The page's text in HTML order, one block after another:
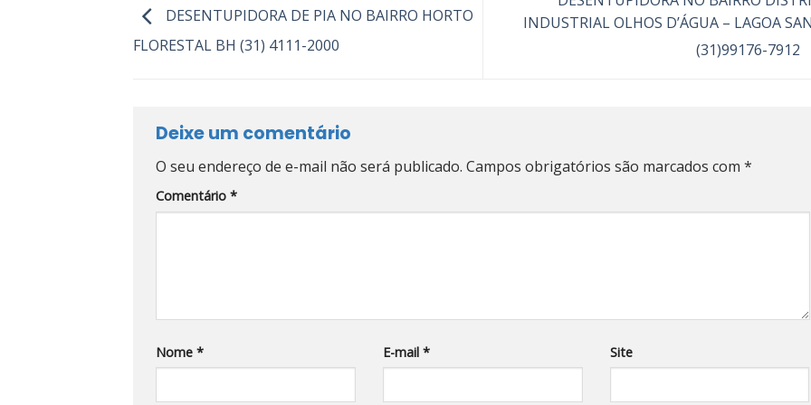
DESENTUPIDORA DE PIA NO BAIRRO HORTO
FLORESTAL BH (31) 4111-2000
INDUSTRIAL OLHOS D’ÁGUA – LAGOA
(31)99176-7912
Deixe um comentário
O seu endereço de e-mail não será publicado. Campos obrigatórios são marcados com *
Comentário *
Nome * E-mail * Site